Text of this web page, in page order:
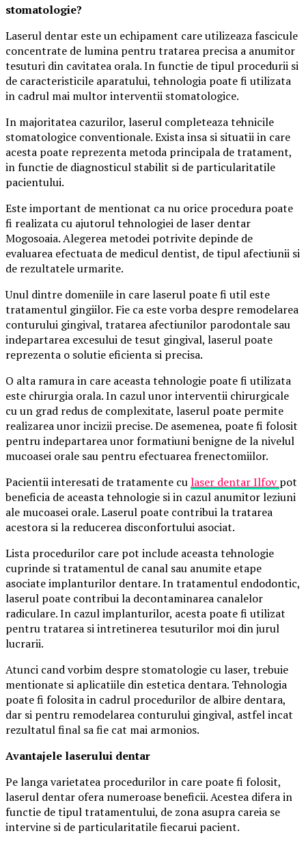
stomatologie?
Laserul dentar este un echipament care utilizeaza fascicule
concentrate de lumina pentru tratarea precisa a anumitor
tesuturi din cavitatea orala. In functie de tipul procedurii si
de caracteristicile aparatului, tehnologia poate fi utilizata
in cadrul mai multor interventii stomatologice.
In majoritatea cazurilor, laserul completeaza tehnicile
stomatologice conventionale. Exista insa si situatii in care
acesta poate reprezenta metoda principala de tratament,
in functie de diagnosticul stabilit si de particularitatile
pacientului.
Este important de mentionat ca nu orice procedura poate
fi realizata cu ajutorul tehnologiei de laser dentar
Mogosoaia. Alegerea metodei potrivite depinde de
evaluarea efectuata de medicul dentist, de tipul afectiunii si
de rezultatele urmarite.
Unul dintre domeniile in care laserul poate fi util este
tratamentul gingiilor. Fie ca este vorba despre remodelarea
conturului gingival, tratarea afectiunilor parodontale sau
indepartarea excesului de tesut gingival, laserul poate
reprezenta o solutie eficienta si precisa.
O alta ramura in care aceasta tehnologie poate fi utilizata
este chirurgia orala. In cazul unor interventii chirurgicale
cu un grad redus de complexitate, laserul poate permite
realizarea unor incizii precise. De asemenea, poate fi folosit
pentru indepartarea unor formatiuni benigne de la nivelul
mucoasei orale sau pentru efectuarea frenectomiilor.
Pacientii interesati de tratamente culaser dentar Ilfovpot
beneficia de aceasta tehnologie si in cazul anumitor leziuni
ale mucoasei orale. Laserul poate contribui la tratarea
acestora si la reducerea disconfortului asociat.
Lista procedurilor care pot include aceasta tehnologie
cuprinde si tratamentul de canal sau anumite etape
asociate implanturilor dentare. In tratamentul endodontic,
laserul poate contribui la decontaminarea canalelor
radiculare. In cazul implanturilor, acesta poate fi utilizat
pentru tratarea si intretinerea tesuturilor moi din jurul
lucrarii.
Atunci cand vorbim despre stomatologie cu laser, trebuie
mentionate si aplicatiile din estetica dentara. Tehnologia
poate fi folosita in cadrul procedurilor de albire dentara,
dar si pentru remodelarea conturului gingival, astfel incat
rezultatul final sa fie cat mai armonios.
Avantajele laserului dentar
Pe langa varietatea procedurilor in care poate fi folosit,
laserul dentar ofera numeroase beneficii. Acestea difera in
functie de tipul tratamentului, de zona asupra careia se
intervine si de particularitatile fiecarui pacient.